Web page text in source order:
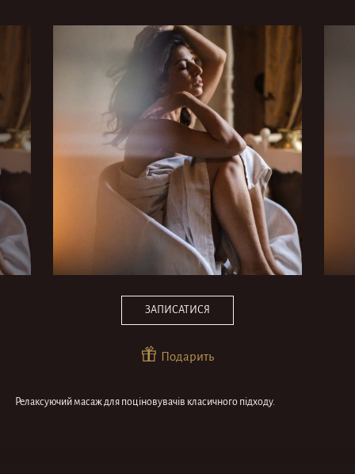
ЗАПИСАТИСЯ
Подарить
Релаксуючий масаж для поціновувачів класичного підходу.